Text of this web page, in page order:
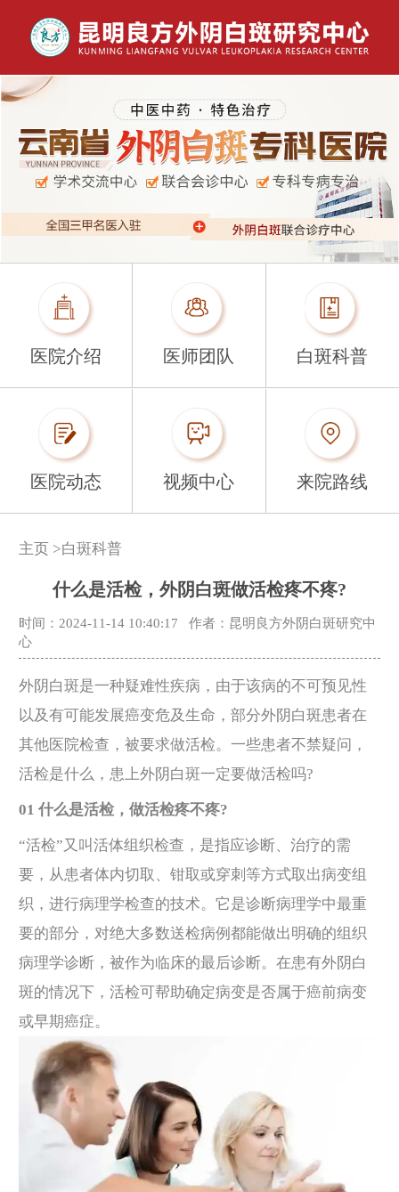
医院介绍 医师团队 白斑科普
医院动态 视频中心 来院路线
主页 >白斑科普
什么是活检，外阴白斑做活检疼不疼?
时间：2024-11-14 10:40:17
作者：昆明良方外阴白斑研究中
心
外阴白斑是一种疑难性疾病，由于该病的不可预见性
以及有可能发展癌变危及生命，部分外阴白斑患者在
其他医院检查，被要求做活检。一些患者不禁疑问，
活检是什么，患上外阴白斑一定要做活检吗?
01 什么是活检，做活检疼不疼?
“活检”又叫活体组织检查，是指应诊断、治疗的需
要，从患者体内切取、钳取或穿刺等方式取出病变组
织，进行病理学检查的技术。它是诊断病理学中最重
要的部分，对绝大多数送检病例都能做出明确的组织
病理学诊断，被作为临床的最后诊断。在患有外阴白
斑的情况下，活检可帮助确定病变是否属于癌前病变
或早期癌症。